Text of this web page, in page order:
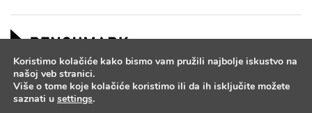
Koristimo kolačiće kako bismo vam pružili najbolje iskustvo na
našoj veb stranici.
Više o tome koje kolačiće koristimo ili da ih isključite možete
saznati u settings.